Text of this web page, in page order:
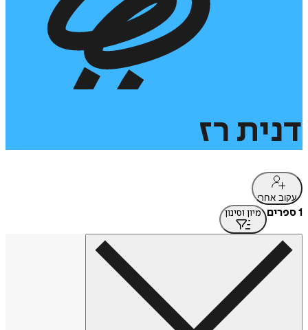
דנית רז
עקוב אחרי
1 ספרים מיון וסינון